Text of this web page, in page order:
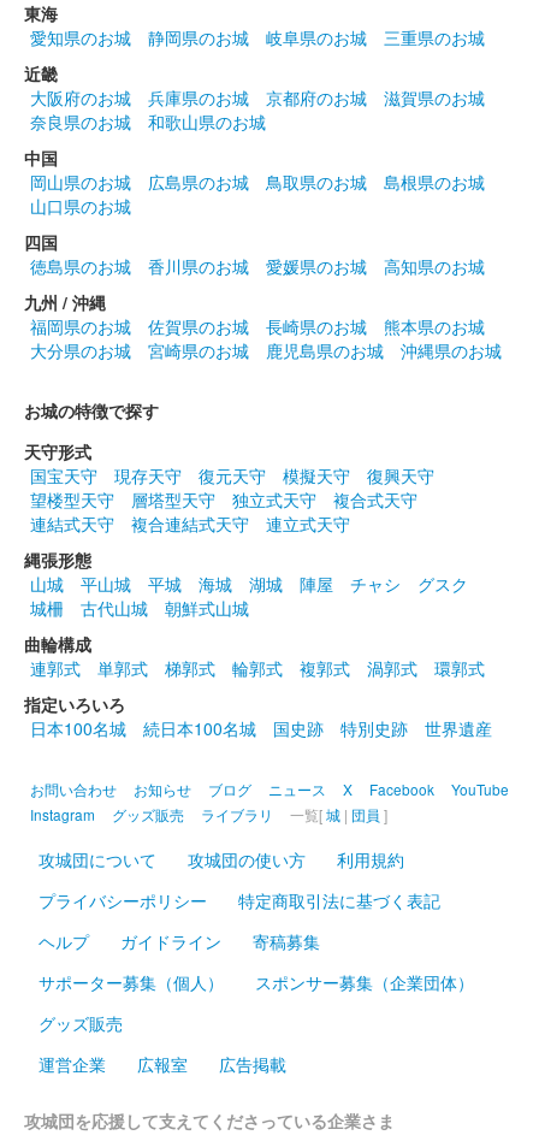
仙臺城（仙台城） 御城印
記載は「仙臺城」。伊達家公認。当初は300円で販売。
仙台城 御朱印
仙台城 御城印
仙臺城（仙台城） 御城印
墨城印 仙台城 大手門
仙台城 御城印 タキシードサム版
仙台城 御城印
仙台城 御城印 透かし彫り版
200枚限定。にっぽん城まつりの会場で販売された後、道の駅あ
おきにて販売。
仙台城 御城印
にっぽん城まつり2024・可知凜花揮毫
販売終了
書家 可知凜花氏が書置きで揮毫した御城印。にっぽん城まつり
東海
愛知県のお城
静岡県のお城 岐阜県のお城
三重県のお城
近畿
大阪府のお城
兵庫県のお城 京都府のお城
滋賀県のお城
奈良県のお城
和歌山県のお城
中国
岡山県のお城
広島県のお城 鳥取県のお城
島根県のお城
山口県のお城
四国
徳島県のお城
香川県のお城 愛媛県のお城
高知県のお城
九州 / 沖縄
福岡県のお城
佐賀県のお城 長崎県のお城
熊本県のお城
大分県のお城
宮崎県のお城 鹿児島県のお城 沖縄県のお城
お城の特徴で探す
天守形式
国宝天守
現存天守 復元天守 模擬天守
復興天守
望楼型天守
層塔型天守 独立式天守
複合式天守
連結式天守
複合連結式天守
連立式天守
縄張形態
山城
平山城 平城 海城 湖城 陣屋 チャシ
グスク
城柵
古代山城
朝鮮式山城
曲輪構成
連郭式
単郭式 梯郭式 輪郭式 複郭式 渦郭式
環郭式
指定いろいろ
日本100名城
続日本100名城 国史跡 特別史跡 世界遺産
お問い合わせ お知らせ ブログ ニュース X Facebook
YouTube
Instagram
グッズ販売 ライブラリ 一覧[城 | 団員 ]
攻城団について 攻城団の使い方
利用規約
プライバシーポリシー
特定商取引法に基づく表記
ヘルプ
ガイドライン
寄稿募集
サポーター募集（個人）
スポンサー募集（企業団体）
グッズ販売
運営企業
広報室 広告掲載
攻城団を応援して支えてくださっている企業さま